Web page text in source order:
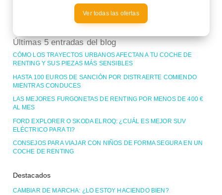
Ver todas las ofertas
Últimas 5 entradas del blog
CÓMO LOS TRAYECTOS URBANOS AFECTAN A TU COCHE DE
RENTING Y SUS PIEZAS MÁS SENSIBLES
HASTA 100 EUROS DE SANCIÓN POR DISTRAERTE COMIENDO
MIENTRAS CONDUCES
LAS MEJORES FURGONETAS DE RENTING POR MENOS DE 400 €
AL MES
FORD EXPLORER O SKODA ELROQ: ¿CUÁL ES MEJOR SUV
ELÉCTRICO PARA TI?
CONSEJOS PARA VIAJAR CON NIÑOS DE FORMA SEGURA EN UN
COCHE DE RENTING
Destacados
CAMBIAR DE MARCHA: ¿LO ESTOY HACIENDO BIEN?